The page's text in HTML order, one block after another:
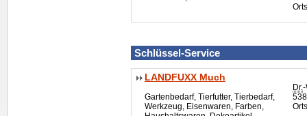
Schlüssel-Service
LANDFUXX Much
Gartenbedarf, Tierfutter, Tierbedarf,
Werkzeug, Eisenwaren, Farben,
Dr.-